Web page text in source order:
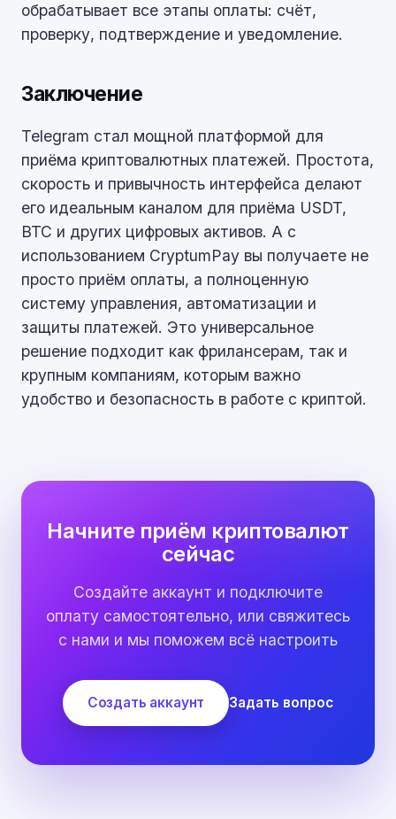
обрабатывает все этапы оплаты: счёт,
проверку, подтверждение и уведомление.
Заключение
Telegram стал мощной платформой для
приёма криптовалютных платежей. Простота,
скорость и привычность интерфейса делают
его идеальным каналом для приёма USDT,
BTC и других цифровых активов. А с
использованием CryptumPay вы получаете не
просто приём оплаты, а полноценную
систему управления, автоматизации и
защиты платежей. Это универсальное
решение подходит как фрилансерам, так и
крупным компаниям, которым важно
удобство и безопасность в работе с криптой.
Начните приём криптовалют
сейчас
Создайте аккаунт и подключите
оплату самостоятельно, или свяжитесь
с нами и мы поможем всё настроить
Создать аккаунт Задать вопрос